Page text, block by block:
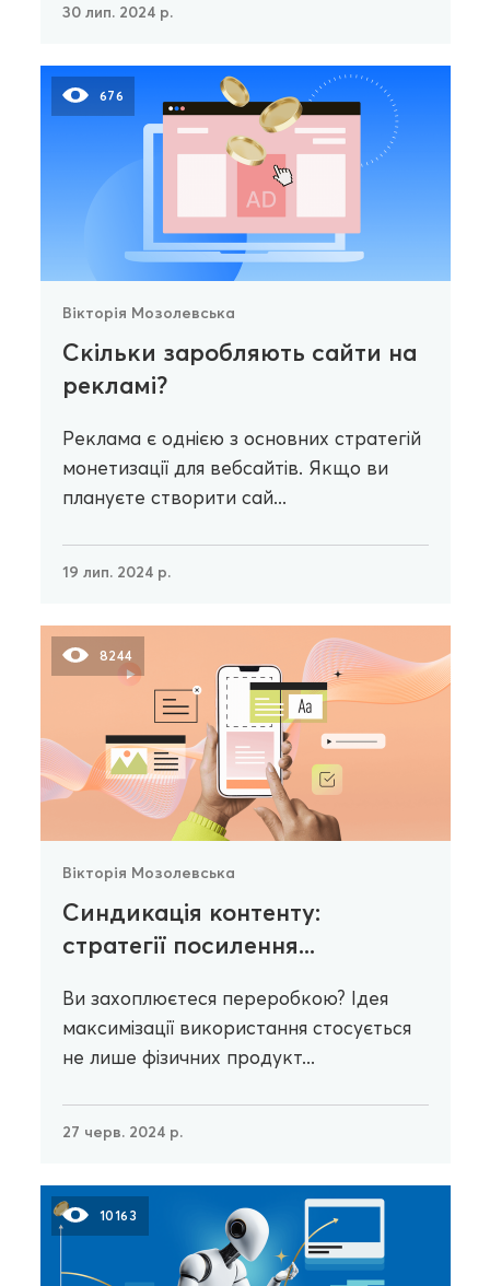
30 лип. 2024 р.
676
Вікторія Мозолевська
Скільки заробляють сайти на
рекламі?
Реклама є однією з основних стратегій
монетизації для вебсайтів. Якщо ви
плануєте створити сай...
19 лип. 2024 р.
8244
Вікторія Мозолевська
Синдикація контенту:
стратегії посилення...
Ви захоплюєтеся переробкою? Ідея
максимізації використання стосується
не лише фізичних продукт...
27 черв. 2024 р.
10163